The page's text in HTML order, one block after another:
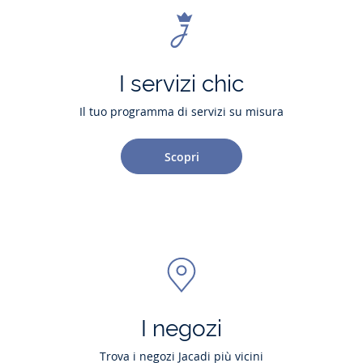
I servizi chic
Il tuo programma di servizi su misura
Scopri
I negozi
Trova i negozi Jacadi più vicini